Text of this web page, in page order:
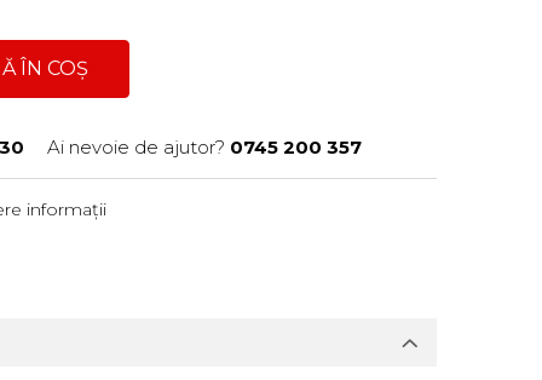
ÎN COȘ
Ai nevoie de ajutor? 0745 200 357
informații